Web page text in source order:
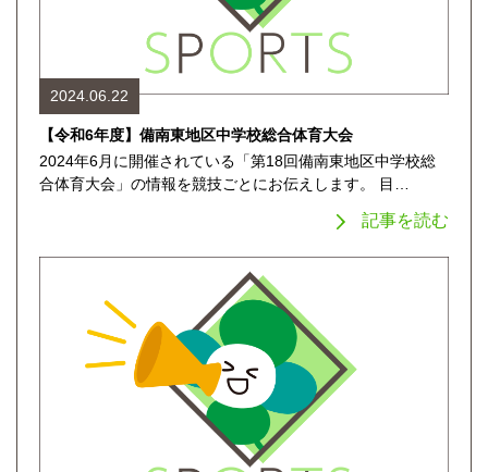
2024.06.22
【令和6年度】備南東地区中学校総合体育大会
2024年6月に開催されている「第18回備南東地区中学校総
合体育大会」の情報を競技ごとにお伝えします。 目…
記事を読む